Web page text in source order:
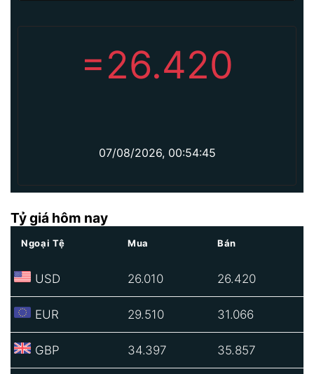
=26.420
07/08/2026, 00:54:45
Tỷ giá hôm nay
Ngoại Tệ Mua Bán
USD 26.010 26.420
EUR 29.510 31.066
GBP 34.397 35.857